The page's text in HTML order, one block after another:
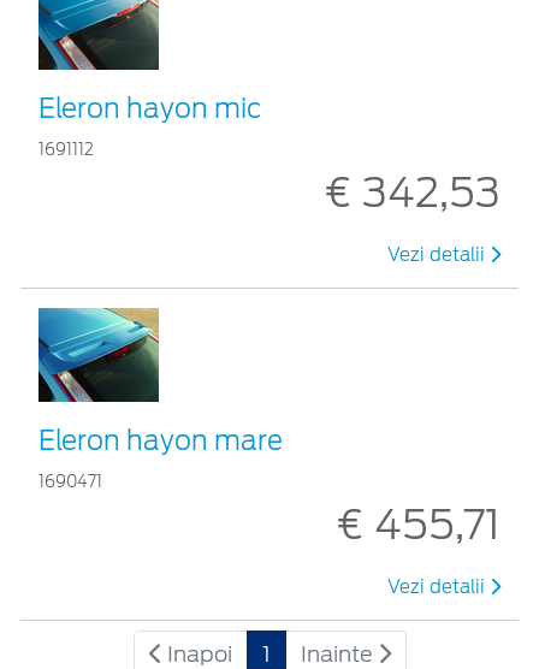
Eleron hayon mic
1691112
€ 342,53
Vezi detalii
Eleron hayon mare
1690471
€ 455,71
Vezi detalii
Inapoi 1 Inainte